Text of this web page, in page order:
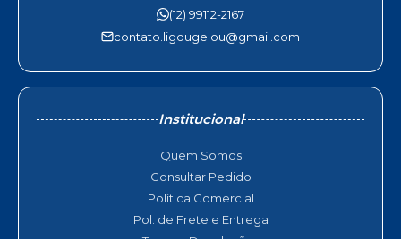
(12) 99112-2167
contato.ligougelou@gmail.com
Institucional
Quem Somos
Consultar Pedido
Política Comercial
Pol. de Frete e Entrega